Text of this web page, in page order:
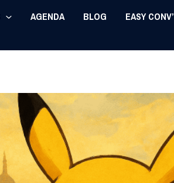
AGENDA BLOG EASY CONV’